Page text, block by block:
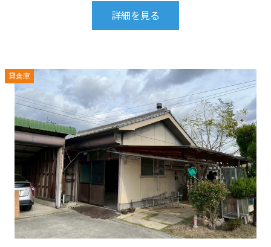
詳細を見る
貸倉庫